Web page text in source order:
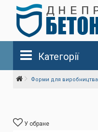
Категорії
Форми для виробництва
У обране